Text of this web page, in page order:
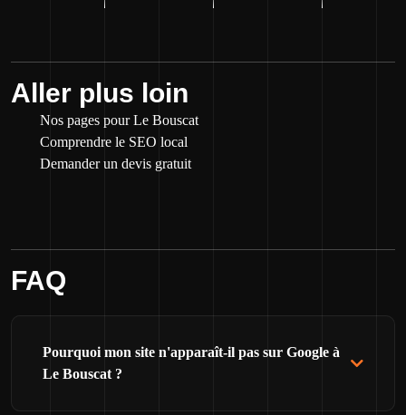
Aller plus loin
Nos pages pour Le Bouscat
Comprendre le SEO local
Demander un devis gratuit
FAQ
Pourquoi mon site n'apparaît-il pas sur Google à
Le Bouscat ?